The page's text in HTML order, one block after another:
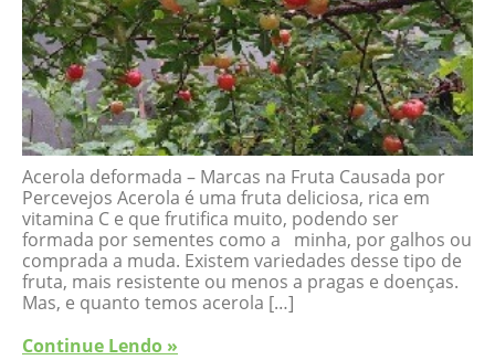
Acerola deformada – Marcas na Fruta Causada por
Percevejos Acerola é uma fruta deliciosa, rica em
vitamina C e que frutifica muito, podendo ser
formada por sementes como a minha, por galhos ou
comprada a muda. Existem variedades desse tipo de
fruta, mais resistente ou menos a pragas e doenças.
Mas, e quanto temos acerola […]
Continue Lendo »